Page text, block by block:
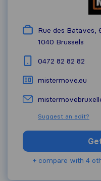
Rue des Bataves,
1040 Brussels
0472 82 82 82
mistermove.eu
Suggest an edit?
+ compare with 4